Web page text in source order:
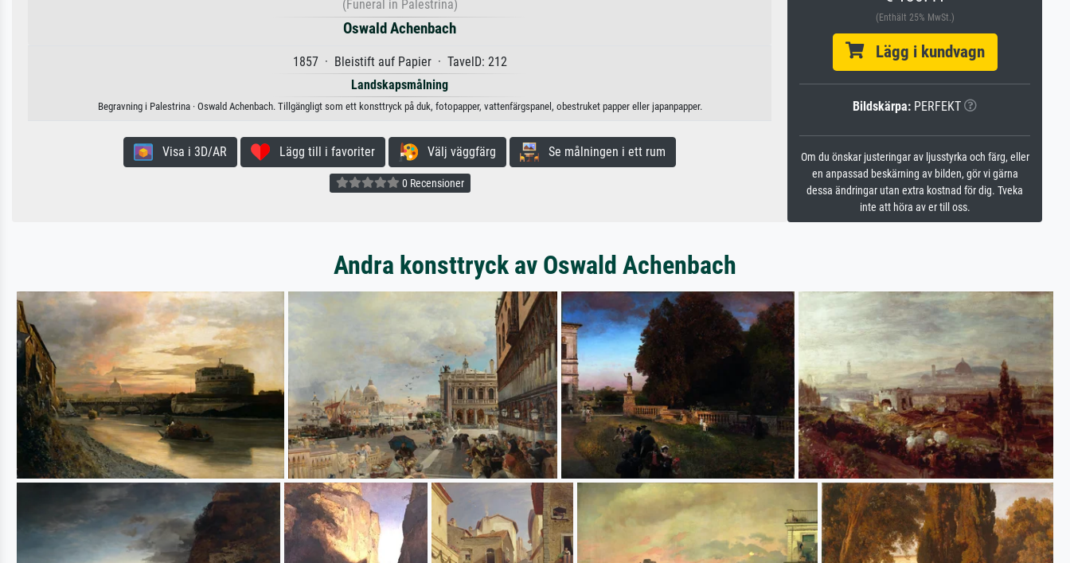
(Funeral in Palestrina)
Oswald Achenbach
1857 · Bleistift auf Papier · TavelD: 212
Landskapsmålning
Begravning i Palestrina · Oswald Achenbach. Tillgängligt som ett konsttryck på duk, fotopapper, vattenfärgspanel, obestruket papper eller japanpapper.
Visa i 3D/AR Lägg till i favoriter Välj väggfärg Se målningen i ett rum
0 Recensioner
(Enthält 25% MwSt.)
Lägg i kundvagn
Bildskärpa: PERFEKT
Om du önskar justeringar av ljusstyrka och färg, eller
en anpassad beskärning av bilden, gör vi gärna
dessa ändringar utan extra kostnad för dig. Tveka
inte att höra av er till oss.
Andra konsttryck av Oswald Achenbach